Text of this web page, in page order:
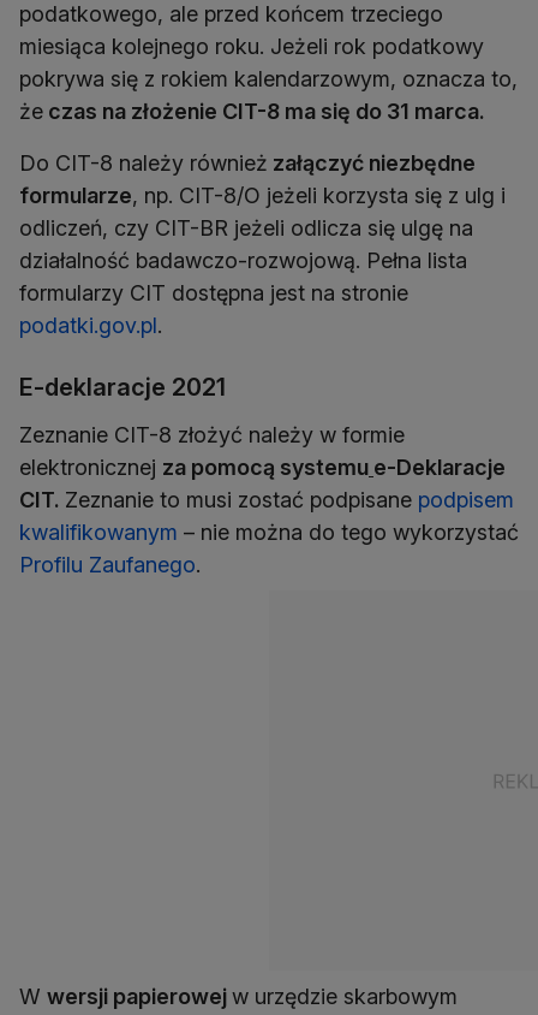
podatkowego, ale przed końcem trzeciego
miesiąca kolejnego roku. Jeżeli rok podatkowy
pokrywa się z rokiem kalendarzowym, oznacza to,
że czas na złożenie CIT-8 ma się do 31 marca.
Do CIT-8 należy również załączyć niezbędne
formularze, np. CIT-8/O jeżeli korzysta się z ulg i
odliczeń, czy CIT-BR jeżeli odlicza się ulgę na
działalność badawczo-rozwojową. Pełna lista
formularzy CIT dostępna jest na stronie
podatki.gov.pl.
E-deklaracje 2021
Zeznanie CIT-8 złożyć należy w formie
elektronicznej za pomocą systemu e-Deklaracje
CIT. Zeznanie to musi zostać podpisane podpisem
kwalifikowanym – nie można do tego wykorzystać
Profilu Zaufanego.
W wersji papierowejw urzędzie skarbowym